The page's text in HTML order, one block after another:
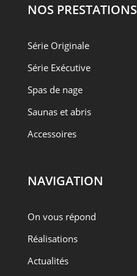
NOS PRESTATIONS
Série Originale
Série Exécutive
Spas de nage
Saunas et abris
Accessoires
NAVIGATION
On vous répond
Réalisations
Actualités